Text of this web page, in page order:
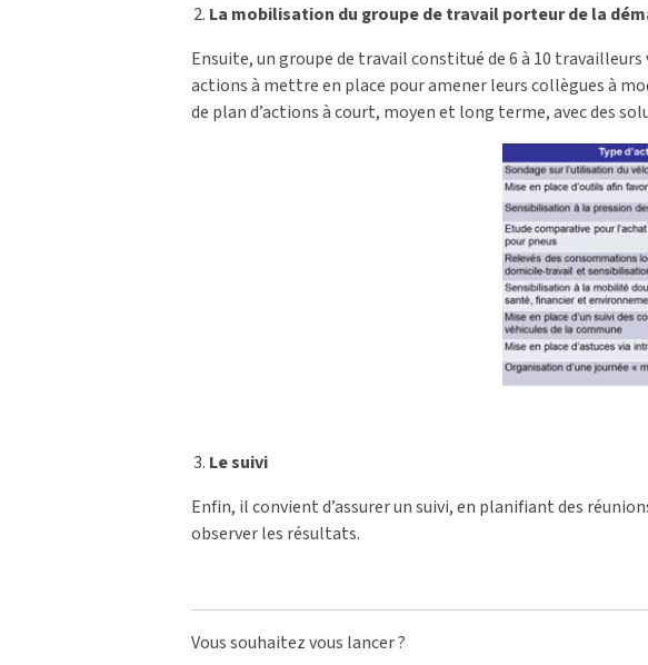
La mobilisation du groupe de travail porteur de la
Ensuite, un groupe de travail constitué de 6 à 10
actions à mettre en place pour amener leurs collègues à
de plan d’actions à court, moyen et long terme, avec des
Le suivi
Enfin, il convient d’assurer un suivi, en planifiant des
observer les résultats.
Vous souhaitez vous lancer ?